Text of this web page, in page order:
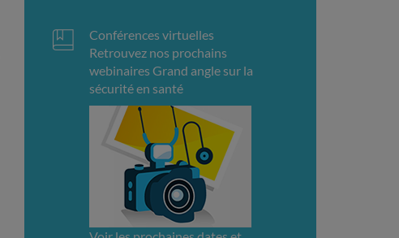
Conférences virtuelles
Retrouvez nos prochains
webinaires Grand angle sur la
sécurité en santé